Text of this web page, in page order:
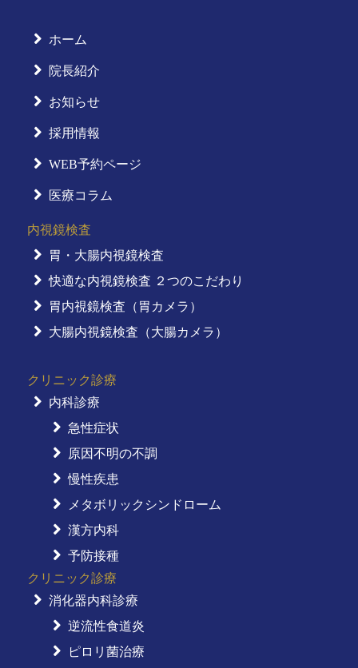
ホーム
院長紹介
お知らせ
採用情報
WEB予約ページ
医療コラム
内視鏡検査
胃・大腸内視鏡検査
快適な内視鏡検査 ２つのこだわり
胃内視鏡検査（胃カメラ）
大腸内視鏡検査（大腸カメラ）
クリニック診療
内科診療
急性症状
原因不明の不調
慢性疾患
メタボリックシンドローム
漢方内科
予防接種
クリニック診療
消化器内科診療
逆流性食道炎
ピロリ菌治療